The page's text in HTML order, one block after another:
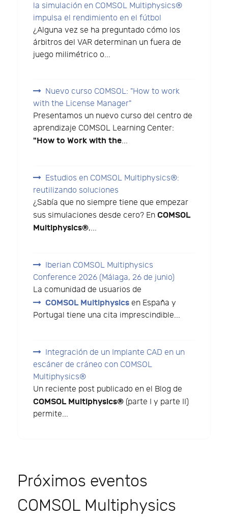
la simulación en COMSOL Multiphysics®
impulsa el rendimiento en el fútbol
¿Alguna vez se ha preguntado cómo los
árbitros del VAR determinan un fuera de
juego milimétrico o...
Nuevo curso COMSOL: "How to work
with the License Manager"
Presentamos un nuevo curso del centro de
aprendizaje COMSOL Learning Center:
"How to Work with the...
Estudios en COMSOL Multiphysics®:
reutilizando soluciones
¿Sabía que no siempre tiene que empezar
sus simulaciones desde cero? En COMSOL
Multiphysics®,...
Iberian COMSOL Multiphysics
Conference 2026 (Málaga, 26 de junio)
La comunidad de usuarios de
COMSOL Multiphysics en España y
Portugal tiene una cita imprescindible...
Integración de un Implante CAD en un
escáner de cráneo con COMSOL
Multiphysics®
Un reciente post publicado en el Blog de
COMSOL Multiphysics® (parte I y parte II)
permite...
Próximos eventos
COMSOL Multiphysics